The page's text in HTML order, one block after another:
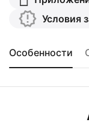
Условия
Особенности